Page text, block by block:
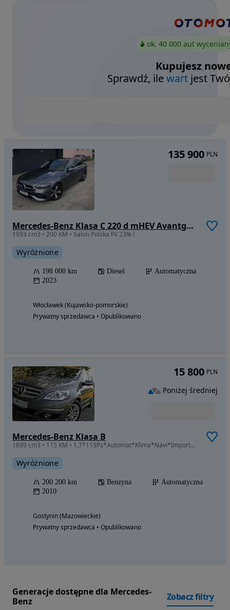
ok. 40 000 aut
Kupujesz
Sprawdź, ilewart jest
Mercedes-Benz Klasa C 220 d mHEV Avantgarde
1993 cm3 • 200 KM • Salon Polska FV 23% !
Wyróżnione
198 000 km Diesel
Automatyczna
2023
Włocławek (Kujawsko-pomorskie)
Prywatny sprzedawca • Opublikowano
135 900 PLN
Mercedes-Benz Klasa B
1699 cm3 • 115 KM • 1,7*115Ps*Automat*Klima*Navi*Import*Śliczny*Zapraszam*Do*Zakupu!
Wyróżnione
200 200 km Benzyna
Automatyczna
2010
Gostynin (Mazowieckie)
Prywatny sprzedawca • Opublikowano
15 800 PLN
Poniżej średniej
Generacje dostępne dla Mercedes-
Benz
Zobacz filtry